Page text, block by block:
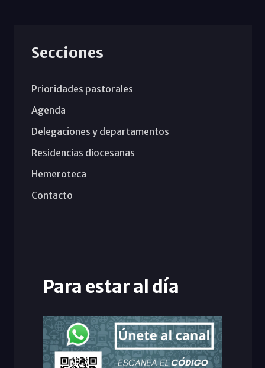
Secciones
Prioridades pastorales
Agenda
Delegaciones y departamentos
Residencias diocesanas
Hemeroteca
Contacto
Para estar al día